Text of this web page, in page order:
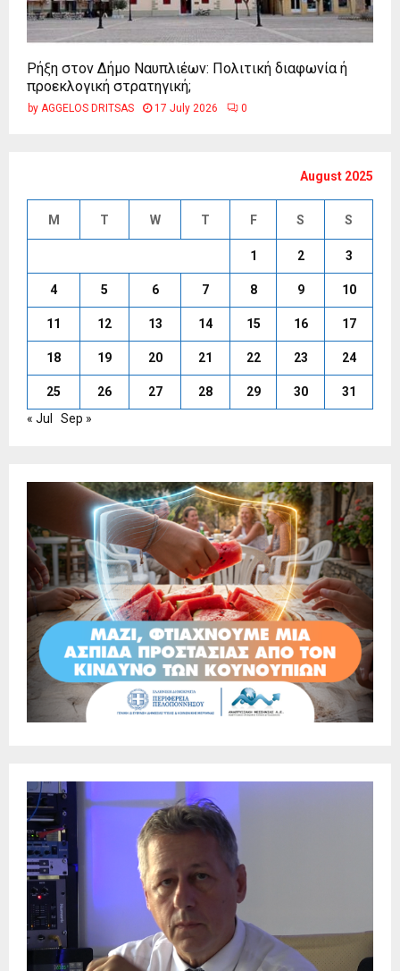
Ρήξη στον Δήμο Ναυπλιέων: Πολιτική διαφωνία ή
προεκλογική στρατηγική;
by AGGELOS DRITSAS 17 July 2026 0
August 2025
M T W T F S S
1 2 3
4 5 6 7 8 9 10
11 12 13 14 15 16 17
18 19 20 21 22 23 24
25 26 27 28 29 30
31
« Jul
Sep »